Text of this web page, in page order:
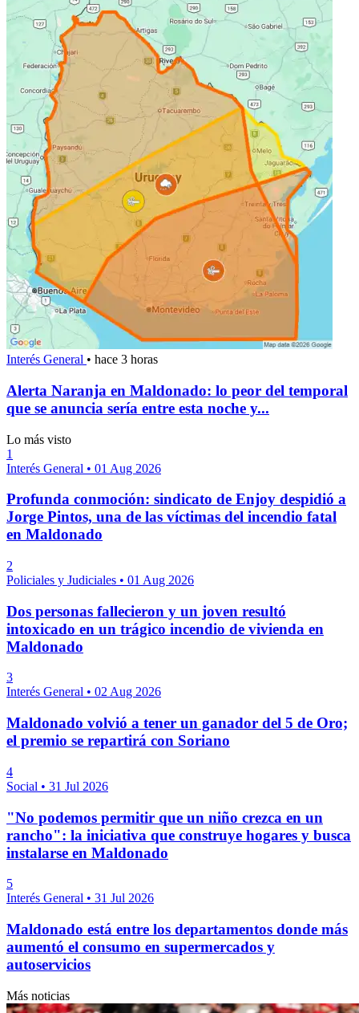
Interés General • hace 3 horas
Alerta Naranja en Maldonado: lo peor del temporal
que se anuncia sería entre esta noche y...
Lo más visto
1
Interés General • 01 Aug 2026
Profunda conmoción: sindicato de Enjoy despidió a
Jorge Pintos, una de las víctimas del incendio fatal
en Maldonado
2
Policiales y Judiciales • 01 Aug 2026
Dos personas fallecieron y un joven resultó
intoxicado en un trágico incendio de vivienda en
Maldonado
3
Interés General • 02 Aug 2026
Maldonado volvió a tener un ganador del 5 de Oro;
el premio se repartirá con Soriano
4
Social • 31 Jul 2026
"No podemos permitir que un niño crezca en un
rancho": la iniciativa que construye hogares y busca
instalarse en Maldonado
5
Interés General • 31 Jul 2026
Maldonado está entre los departamentos donde más
aumentó el consumo en supermercados y
autoservicios
Más noticias